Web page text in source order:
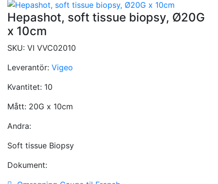
Hepashot, soft tissue biopsy, Ø20G
x 10cm
SKU: VI VVC02010
Leverantör: Vigeo
Kvantitet: 10
Mått: 20G x 10cm
Andra:
Soft tissue Biopsy
Dokument: